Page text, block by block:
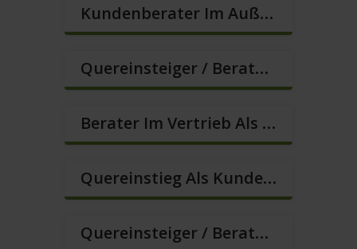
Kundenberater Im Außendienst In Festanstellung (m/w/d)
Quereinsteiger / Berater Im Vertrieb (Außendienst) (m/w/d)
Berater Im Vertrieb Als Sofortanstellung (m/w/d)
Quereinstieg Als Kundenberater Im Außendienst (m/w/d)
Quereinsteiger / Berater Im Vertrieb In Festanstellung (m/w/d)